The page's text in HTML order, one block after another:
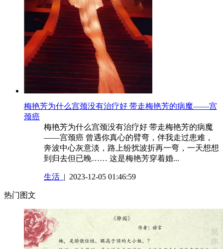
​梅艳芳为什么宫颈没有治疗好 带走梅艳芳的病魔——宫
颈癌
梅艳芳为什么宫颈没有治疗好 带走梅艳芳的病魔
——宫颈癌 曾遇你真心的臂弯，伴我走过患难，
奔波中心灰意淡，路上纷扰波折再一弯，一天想想
到归去但已晚…… 这是梅艳芳穿着婚...
生活 | 2023-12-05 01:46:59
热门图文